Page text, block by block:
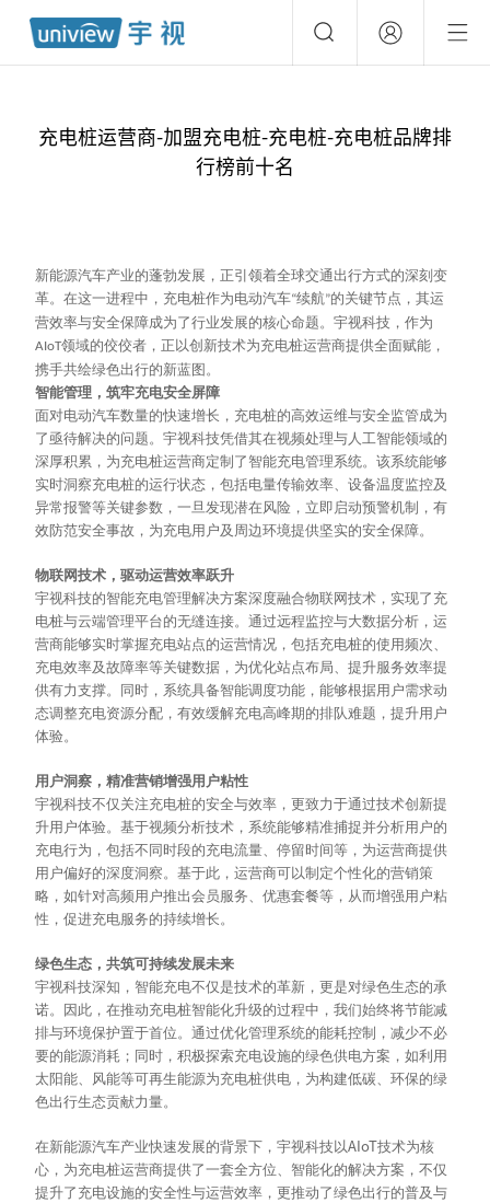
充电桩运营商-加盟充电桩-充电桩-充电桩品牌排
行榜前十名
新能源汽车产业的蓬勃发展，正引领着全球交通出行方式的深刻变
革。在这一进程中，充电桩作为电动汽车“续航”的关键节点，其运
营效率与安全保障成为了行业发展的核心命题。宇视科技，作为
AIoT领域的佼佼者，正以创新技术为充电桩运营商提供全面赋能，
携手共绘绿色出行的新蓝图。
智能管理，筑牢充电安全屏障
面对电动汽车数量的快速增长，充电桩的高效运维与安全监管成为
了亟待解决的问题。宇视科技凭借其在视频处理与人工智能领域的
深厚积累，为充电桩运营商定制了智能充电管理系统。该系统能够
实时洞察充电桩的运行状态，包括电量传输效率、设备温度监控及
异常报警等关键参数，一旦发现潜在风险，立即启动预警机制，有
效防范安全事故，为充电用户及周边环境提供坚实的安全保障。
物联网技术，驱动运营效率跃升
宇视科技的智能充电管理解决方案深度融合物联网技术，实现了充
电桩与云端管理平台的无缝连接。通过远程监控与大数据分析，运
营商能够实时掌握充电站点的运营情况，包括充电桩的使用频次、
充电效率及故障率等关键数据，为优化站点布局、提升服务效率提
供有力支撑。同时，系统具备智能调度功能，能够根据用户需求动
态调整充电资源分配，有效缓解充电高峰期的排队难题，提升用户
体验。
用户洞察，精准营销增强用户粘性
宇视科技不仅关注充电桩的安全与效率，更致力于通过技术创新提
升用户体验。基于视频分析技术，系统能够精准捕捉并分析用户的
充电行为，包括不同时段的充电流量、停留时间等，为运营商提供
用户偏好的深度洞察。基于此，运营商可以制定个性化的营销策
略，如针对高频用户推出会员服务、优惠套餐等，从而增强用户粘
性，促进充电服务的持续增长。
绿色生态，共筑可持续发展未来
宇视科技深知，智能充电不仅是技术的革新，更是对绿色生态的承
诺。因此，在推动充电桩智能化升级的过程中，我们始终将节能减
排与环境保护置于首位。通过优化管理系统的能耗控制，减少不必
要的能源消耗；同时，积极探索充电设施的绿色供电方案，如利用
太阳能、风能等可再生能源为充电桩供电，为构建低碳、环保的绿
色出行生态贡献力量。
在新能源汽车产业快速发展的背景下，宇视科技以AIoT技术为核
心，为充电桩运营商提供了一套全方位、智能化的解决方案，不仅
提升了充电设施的安全性与运营效率，更推动了绿色出行的普及与